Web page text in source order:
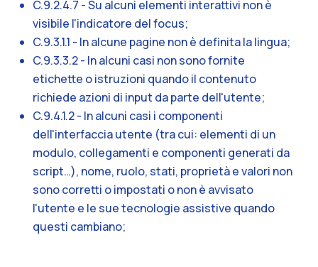
C.9.2.4.7 - Su alcuni elementi interattivi non è
visibile l'indicatore del focus;
C.9.3.1.1 - In alcune pagine non è definita la lingua;
C.9.3.3.2 - In alcuni casi non sono fornite
etichette o istruzioni quando il contenuto
richiede azioni di input da parte dell'utente;
C.9.4.1.2 - In alcuni casi i componenti
dell'interfaccia utente (tra cui: elementi di un
modulo, collegamenti e componenti generati da
script…), nome, ruolo, stati, proprietà e valori non
sono corretti o impostati o non è avvisato
l'utente e le sue tecnologie assistive quando
questi cambiano;